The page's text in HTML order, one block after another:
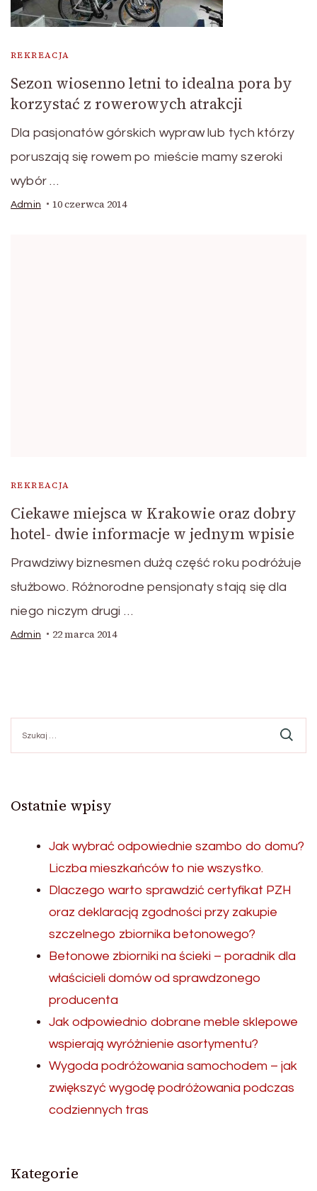
REKREACJA
Sezon wiosenno letni to idealna pora by
korzystać z rowerowych atrakcji
Dla pasjonatów górskich wypraw lub tych którzy
poruszają się rowem po mieście mamy szeroki
wybór …
Admin 10 czerwca 2014
REKREACJA
Ciekawe miejsca w Krakowie oraz dobry
hotel- dwie informacje w jednym wpisie
Prawdziwy biznesmen dużą część roku podróżuje
służbowo. Różnorodne pensjonaty stają się dla
niego niczym drugi …
Admin 22 marca 2014
Ostatnie wpisy
Jak wybrać odpowiednie szambo do domu?
Liczba mieszkańców to nie wszystko.
Dlaczego warto sprawdzić certyfikat PZH
oraz deklaracją zgodności przy zakupie
szczelnego zbiornika betonowego?
Betonowe zbiorniki na ścieki – poradnik dla
właścicieli domów od sprawdzonego
producenta
Jak odpowiednio dobrane meble sklepowe
wspierają wyróżnienie asortymentu?
Wygoda podróżowania samochodem – jak
zwiększyć wygodę podróżowania podczas
codziennych tras
Kategorie